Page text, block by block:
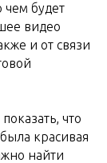
чем будет
видео
и от связи
что
красивая
найти